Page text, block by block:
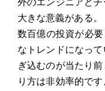
大きな意義がある
数百億の投資が必
なトレンドになっ
ぎ込むのが当たり
り方は非効率的で